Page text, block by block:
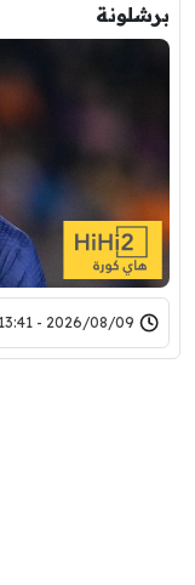
برشلونة
2026/08/09 - 13:41